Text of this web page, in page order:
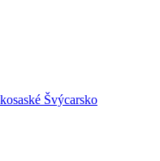
Švýcarsko